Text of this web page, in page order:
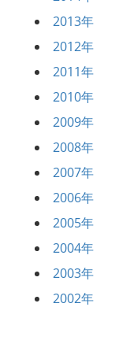
2013年
2012年
2011年
2010年
2009年
2008年
2007年
2006年
2005年
2004年
2003年
2002年